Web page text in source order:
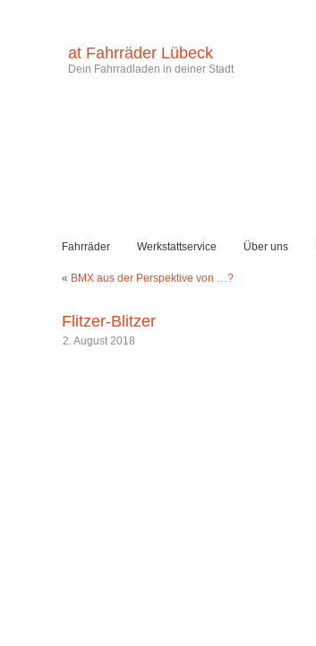
at Fahrräder Lübeck
Dein Fahrradladen in deiner Stadt
Fahrräder Werkstattservice Über uns
« BMX aus der Perspektive von …?
Flitzer-Blitzer
2. August 2018